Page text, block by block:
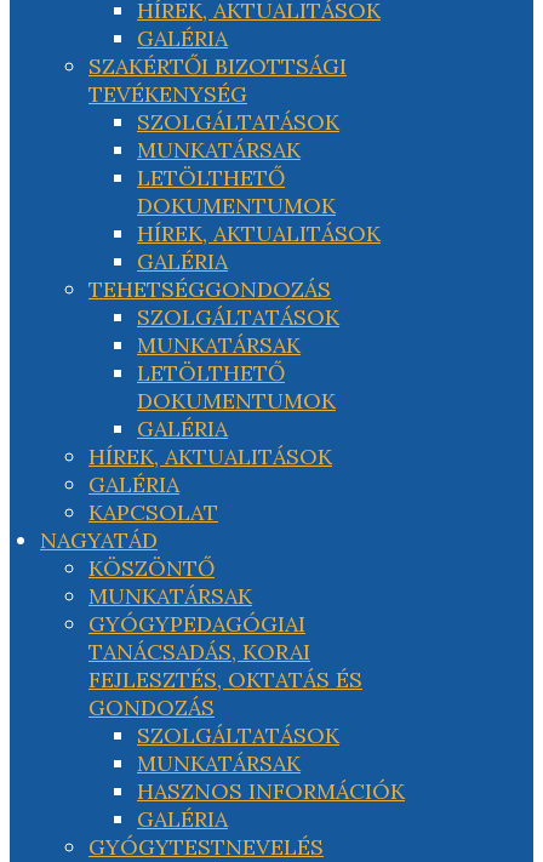
HÍREK, AKTUALITÁSOK
GALÉRIA
SZAKÉRTŐI BIZOTTSÁGI
TEVÉKENYSÉG
SZOLGÁLTATÁSOK
MUNKATÁRSAK
LETÖLTHETŐ
DOKUMENTUMOK
HÍREK, AKTUALITÁSOK
GALÉRIA
TEHETSÉGGONDOZÁS
SZOLGÁLTATÁSOK
MUNKATÁRSAK
LETÖLTHETŐ
DOKUMENTUMOK
GALÉRIA
HÍREK, AKTUALITÁSOK
GALÉRIA
KAPCSOLAT
NAGYATÁD
KÖSZÖNTŐ
MUNKATÁRSAK
GYÓGYPEDAGÓGIAI
TANÁCSADÁS, KORAI
FEJLESZTÉS, OKTATÁS ÉS
GONDOZÁS
SZOLGÁLTATÁSOK
MUNKATÁRSAK
HASZNOS INFORMÁCIÓK
GALÉRIA
GYÓGYTESTNEVELÉS